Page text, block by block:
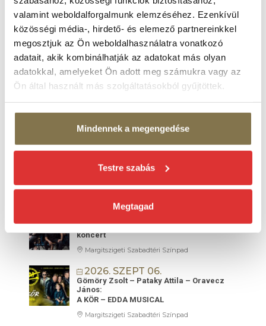
valamint weboldalforgalmunk elemzéséhez. Ezenkívül
közösségi média-, hirdető- és elemező partnereinkkel
megosztjuk az Ön weboldalhasználatra vonatkozó
adatait, akik kombinálhatják az adatokat más olyan
adatokkal, amelyeket Ön adott meg számukra vagy az
Ön által használt más szolgáltatásokból gyűjtöttek.
Mindennek a megengedése
Testre szabás
Megtagad
2026. AUG 26.
Szegedi Kortárs Balett:
FEKETE HATTYÚ
balett-thriller
Margitszigeti Szabadtéri Színpad
2026. AUG 29.
Szikora Róbert és az R-GO koncert
SZEPTEMBER 2026
2026. SZEPT 02.
Margitszigeti Szabadtéri Színpad
2026. SZEPT 04.
LONDON COMMUNITY GOSPEL CHOIR
koncert
Margitszigeti Szabadtéri Színpad
2026. SZEPT 06.
Gömöry Zsolt – Pataky Attila – Oravecz
János:
A KÖR – EDDA MUSICAL
Margitszigeti Szabadtéri Színpad